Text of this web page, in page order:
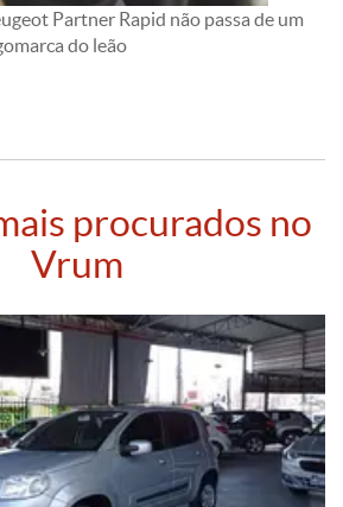
Partner Rapid não passa de um
do leão
procurados no
Vrum